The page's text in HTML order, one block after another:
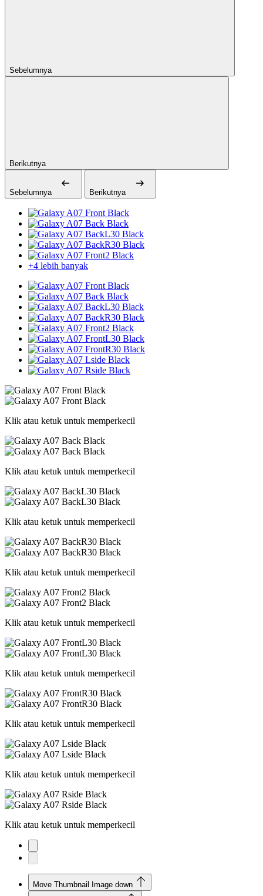
Sebelumnya
Berikutnya
Sebelumnya Berikutnya
+4 lebih banyak
Klik atau ketuk untuk memperkecil
Klik atau ketuk untuk memperkecil
Klik atau ketuk untuk memperkecil
Klik atau ketuk untuk memperkecil
Klik atau ketuk untuk memperkecil
Klik atau ketuk untuk memperkecil
Klik atau ketuk untuk memperkecil
Klik atau ketuk untuk memperkecil
Klik atau ketuk untuk memperkecil
Move Thumbnail Image down